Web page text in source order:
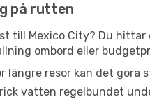
på rutten
till Mexico City? Du
ombord eller
längre resor kan det göra
vatten regelbundet